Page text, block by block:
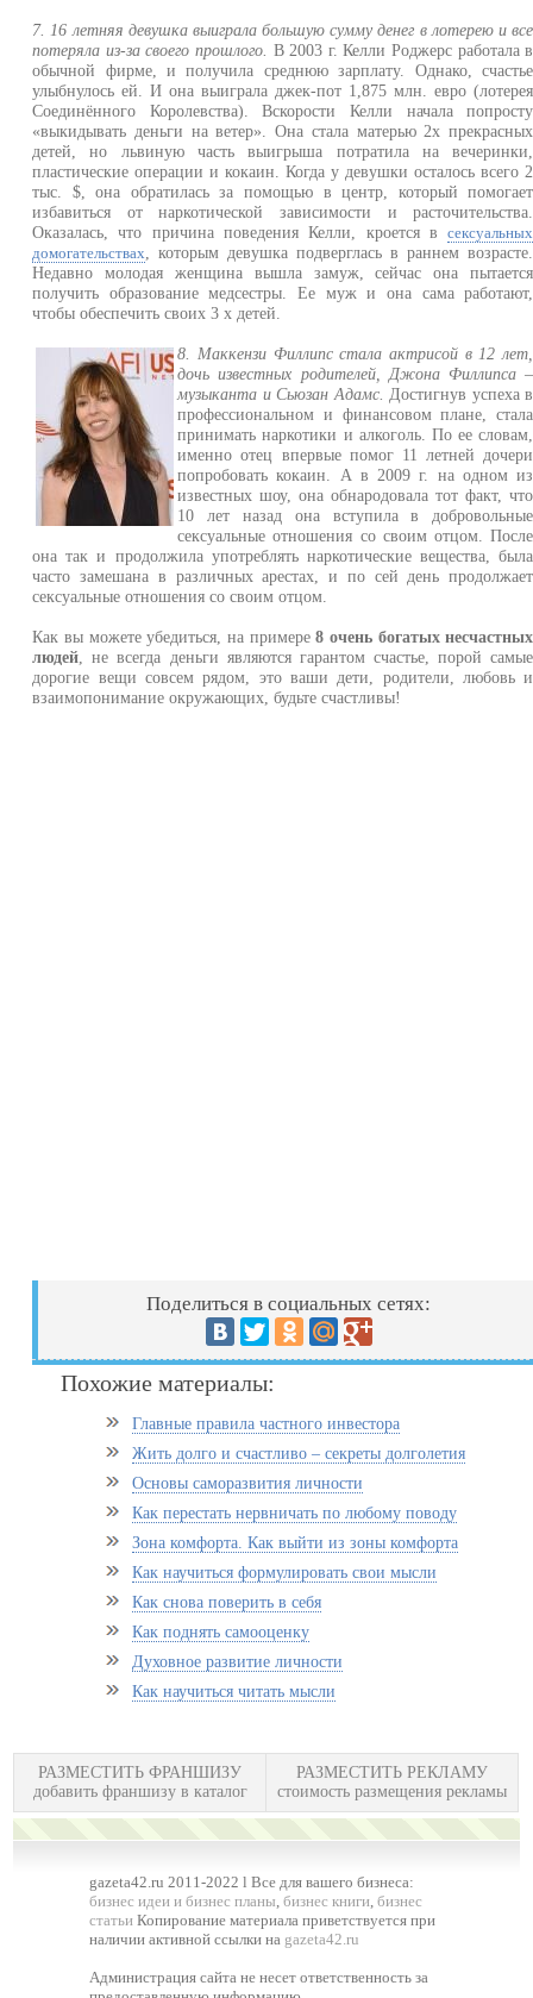
7. 16 летняя девушка выиграла большую сумму денег в лотерею и все
потеряла из-за своего прошлого. В 2003 г. Келли Роджерс работала в
обычной фирме, и получила среднюю зарплату. Однако, счастье
улыбнулось ей. И она выиграла джек-пот 1,875 млн. евро (лотерея
Соединённого Королевства). Вскорости Келли начала попросту
«выкидывать деньги на ветер». Она стала матерью 2х прекрасных
детей, но львиную часть выигрыша потратила на вечеринки,
пластические операции и кокаин. Когда у девушки осталось всего 2
тыс. $, она обратилась за помощью в центр, который помогает
избавиться от наркотической зависимости и расточительства.
Оказалась, что причина поведения Келли, кроется всексуальных
домогательствах , которым девушка подверглась в раннем возрасте.
Недавно молодая женщина вышла замуж, сейчас она пытается
получить образование медсестры. Ее муж и она сама работают,
чтобы обеспечить своих 3 х детей.
8. Маккензи Филлипс стала актрисой в 12 лет,
дочь известных родителей, Джона Филлипса –
музыканта и Сьюзан Адамс. Достигнув успеха в
профессиональном и финансовом плане, стала
принимать наркотики и алкоголь. По ее словам,
именно отец впервые помог 11 летней дочери
попробовать кокаин. А в 2009 г. на одном из
известных шоу, она обнародовала тот факт, что
10 лет назад она вступила в добровольные
сексуальные отношения со своим отцом. После
она так и продолжила употреблять наркотические вещества, была
часто замешана в различных арестах, и по сей день продолжает
сексуальные отношения со своим отцом.
Как вы можете убедиться, на примере8 очень богатых несчастных
людей , не всегда деньги являются гарантом счастье, порой самые
дорогие вещи совсем рядом, это ваши дети, родители, любовь и
взаимопонимание окружающих, будьте счастливы!
Поделиться в социальных сетях:
Похожие материалы:
Главные правила частного инвестора
Жить долго и счастливо – секреты долголетия
Основы саморазвития личности
Как перестать нервничать по любому поводу
Зона комфорта. Как выйти из зоны комфорта
Как научиться формулировать свои мысли
Как снова поверить в себя
Как поднять самооценку
Духовное развитие личности
Как научиться читать мысли
РАЗМЕСТИТЬ ФРАНШИЗУ
добавить франшизу в каталог
РАЗМЕСТИТЬ РЕКЛАМУ
стоимость размещения рекламы
gazeta42.ru 2011-2022 l Все для вашего бизнеса:
бизнес идеи и бизнес планы,бизнес книги,бизнес
статьи Копирование материала приветствуется при
наличии активной ссылки на gazeta42.ru
Администрация сайта не несет ответственность за